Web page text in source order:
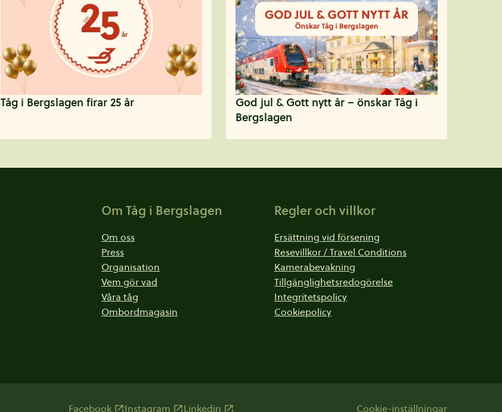
Tåg i Bergslagen firar 25 år
God jul & Gott nytt år – önskar Tåg i
Bergslagen
Om Tåg i Bergslagen
Om oss
Press
Organisation
Vem gör vad
Våra tåg
Ombordmagasin
Regler och villkor
Ersättning vid försening
Resevillkor / Travel Conditions
Kamerabevakning
Tillgänglighetsredogörelse
Integritetspolicy
Cookiepolicy
Facebook Instagram Linkedin Cookie-inställningar